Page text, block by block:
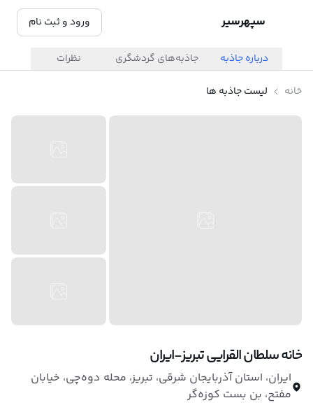
سپهرسیر ورود و ثبت نام
درباره جاذبه جاذبه‌های گردشگری نظرات
خانه لیست جاذبه ها
خانه سلطان القرایی تبریز-ایران
ایران، استان آذربایجان شرقی، تبریز، محله دوه‌چی، خیابان
مفتح، بن بست کوزه‌گر